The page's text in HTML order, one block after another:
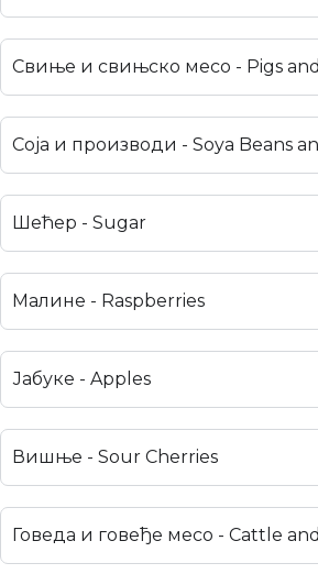
Свиње и свињско месо - Pigs
Соја и производи - Soya Beans
Шећер - Sugar
Малине - Raspberries
Јабуке - Apples
Вишње - Sour Cherries
Говеда и говеђе месо - Cattle